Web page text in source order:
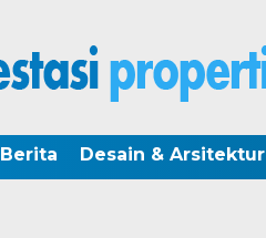
Berita Desain & Arsitektur